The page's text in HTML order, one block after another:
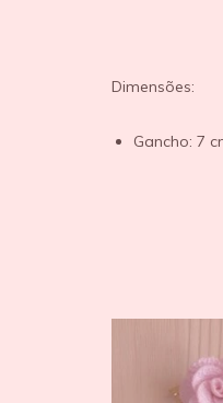
Dimensões:
Gancho: 7